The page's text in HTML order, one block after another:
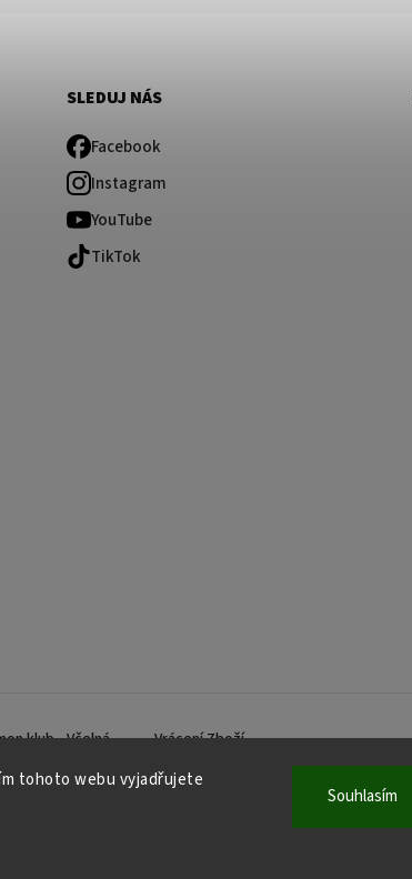
tohoto webu vyjadřujete
Souhlasím
SLEDUJ NÁS
Facebook
Instagram
YouTube
TikTok
klub - Včelná Vrácení Zboží